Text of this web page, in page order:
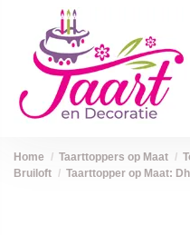
Home Taarttoppers op Maat
Bruiloft
Taarttopper op Maat: